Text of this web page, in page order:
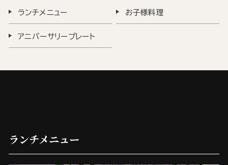
ランチメニュー お子様料理
アニバーサリープレート
ランチメニュー